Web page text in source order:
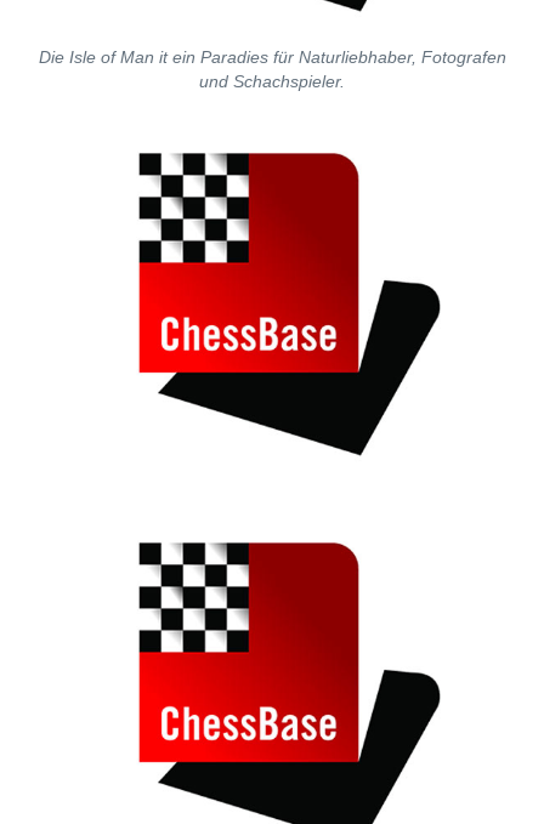
Die Isle of Man it ein Paradies für Naturliebhaber, Fotografen
und Schachspieler.